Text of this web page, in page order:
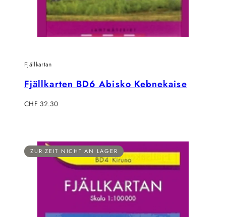
Fjällkartan
Fjällkarten BD6 Abisko Kebnekaise
Regulärer
CHF 32.30
ZUR ZEIT NICHT AN LAGER